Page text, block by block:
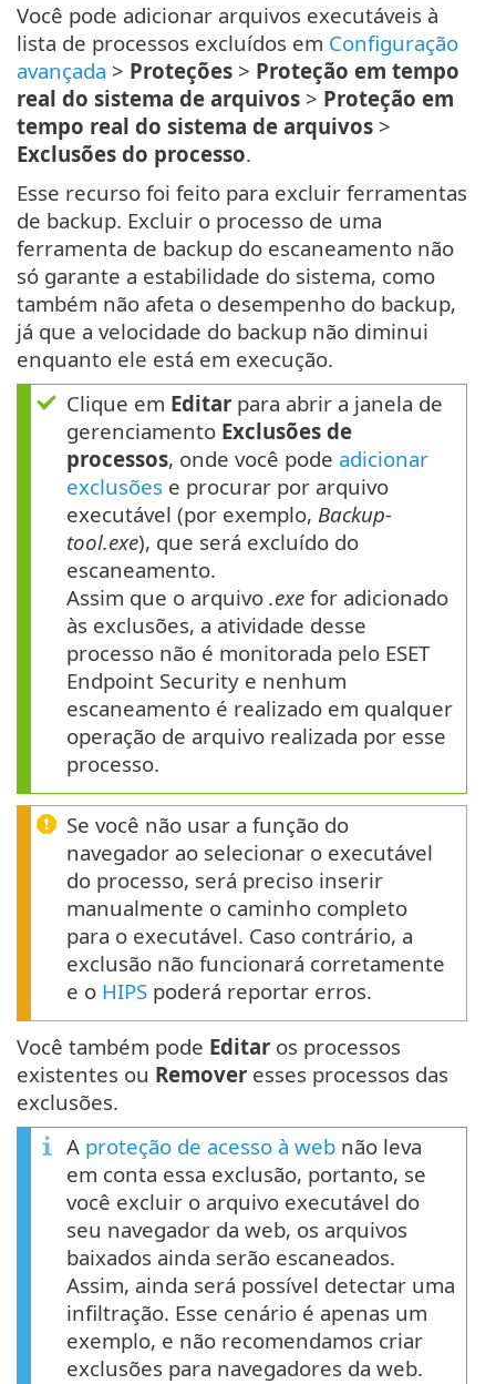
Você pode adicionar arquivos executáveis à
lista de processos excluídos em Configuração
avançada > Proteções > Proteção em tempo
real do sistema de arquivos > Proteção em
tempo real do sistema de arquivos >
Exclusões do processo.
Esse recurso foi feito para excluir ferramentas
de backup. Excluir o processo de uma
ferramenta de backup do escaneamento não
só garante a estabilidade do sistema, como
também não afeta o desempenho do backup,
já que a velocidade do backup não diminui
enquanto ele está em execução.
Clique em Editar para abrir a janela de
gerenciamento Exclusões de
processos, onde você pode adicionar
exclusões e procurar por arquivo
executável (por exemplo, Backup-
tool.exe), que será excluído do
escaneamento.
Assim que o arquivo .exe for adicionado
às exclusões, a atividade desse
processo não é monitorada pelo ESET
Endpoint Security e nenhum
escaneamento é realizado em qualquer
operação de arquivo realizada por esse
processo.
Se você não usar a função do
navegador ao selecionar o executável
do processo, será preciso inserir
manualmente o caminho completo
para o executável. Caso contrário, a
exclusão não funcionará corretamente
e o HIPS poderá reportar erros.
Você também pode Editar os processos
existentes ou Remover esses processos das
exclusões.
A proteção de acesso à web não leva
em conta essa exclusão, portanto, se
você excluir o arquivo executável do
seu navegador da web, os arquivos
baixados ainda serão escaneados.
Assim, ainda será possível detectar uma
infiltração. Esse cenário é apenas um
exemplo, e não recomendamos criar
exclusões para navegadores da web.